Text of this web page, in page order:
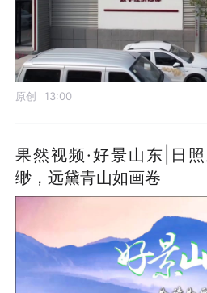
原创 13:00
果然视频·好景山东|日
缈，远黛青山如画卷